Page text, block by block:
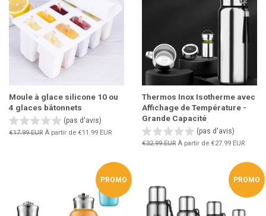
Moule à glace silicone 10 ou
4 glaces bâtonnets
(pas d'avis)
Prix
€17.99 EUR À partir de €11.99 EUR
Thermos Inox Isotherme avec
Affichage de Température -
Grande Capacité
(pas d'avis)
Prix
€32.99 EUR À partir de €27.99 EUR
PROMO PROMO